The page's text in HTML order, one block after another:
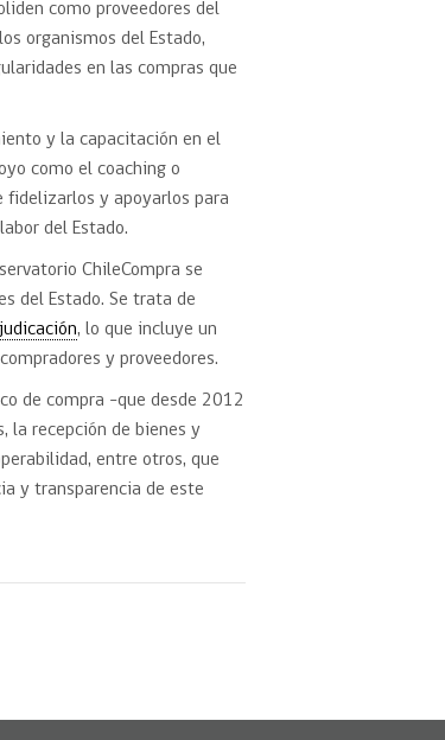
como proveedores del
organismos del Estado,
en las compras que
y la capacitación en el
como el coaching o
fidelizarlos y apoyarlos para
del Estado.
ChileCompra se
del Estado. Se trata de
, lo que incluye un
y proveedores.
de compra -que desde 2012
la recepción de bienes y
entre otros, que
y transparencia de este